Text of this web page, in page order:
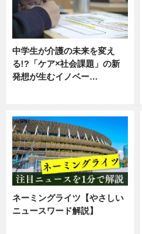
中学生が介護の未来を変え
る!?「ケア×社会課題」の新
発想が生むイノベー…
ネーミングライツ【やさしい
ニュースワード解説】